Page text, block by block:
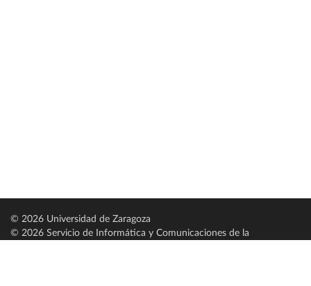
© 2026 Universidad de Zaragoza
© 2026 Servicio de Informática y Comunicaciones de la